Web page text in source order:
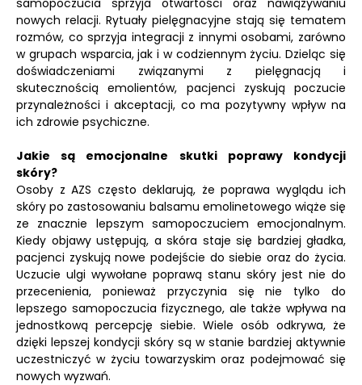
samopoczucia sprzyja otwartości oraz nawiązywaniu
nowych relacji. Rytuały pielęgnacyjne stają się tematem
rozmów, co sprzyja integracji z innymi osobami, zarówno
w grupach wsparcia, jak i w codziennym życiu. Dzieląc się
doświadczeniami związanymi z pielęgnacją i
skutecznością emolientów, pacjenci zyskują poczucie
przynależności i akceptacji, co ma pozytywny wpływ na
ich zdrowie psychiczne.
Jakie są emocjonalne skutki poprawy kondycji
skóry?
Osoby z AZS często deklarują, że poprawa wyglądu ich
skóry po zastosowaniu balsamu emolinetowego wiąże się
ze znacznie lepszym samopoczuciem emocjonalnym.
Kiedy objawy ustępują, a skóra staje się bardziej gładka,
pacjenci zyskują nowe podejście do siebie oraz do życia.
Uczucie ulgi wywołane poprawą stanu skóry jest nie do
przecenienia, ponieważ przyczynia się nie tylko do
lepszego samopoczucia fizycznego, ale także wpływa na
jednostkową percepcję siebie. Wiele osób odkrywa, że
dzięki lepszej kondycji skóry są w stanie bardziej aktywnie
uczestniczyć w życiu towarzyskim oraz podejmować się
nowych wyzwań.